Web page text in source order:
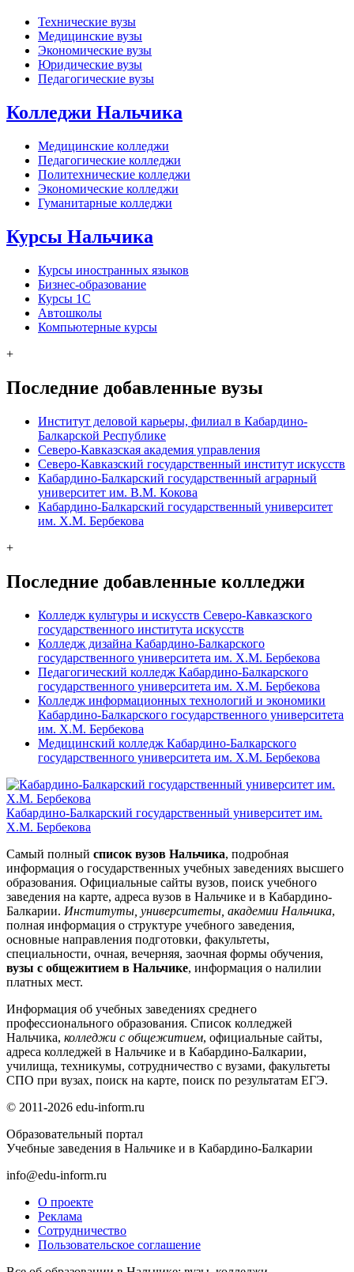
Технические вузы
Медицинские вузы
Экономические вузы
Юридические вузы
Педагогические вузы
Колледжи Нальчика
Медицинские колледжи
Педагогические колледжи
Политехнические колледжи
Экономические колледжи
Гуманитарные колледжи
Курсы Нальчика
Курсы иностранных языков
Бизнес-образование
Курсы 1С
Автошколы
Компьютерные курсы
+
Последние добавленные вузы
Институт деловой карьеры, филиал в Кабардино-
Балкарской Республике
Северо-Кавказская академия управления
Северо-Кавказский государственный институт искусств
Кабардино-Балкарский государственный аграрный
университет им. В.М. Кокова
Кабардино-Балкарский государственный университет
им. Х.М. Бербекова
+
Последние добавленные колледжи
Колледж культуры и искусств Северо-Кавказского
государственного института искусств
Колледж дизайна Кабардино-Балкарского
государственного университета им. Х.М. Бербекова
Педагогический колледж Кабардино-Балкарского
государственного университета им. Х.М. Бербекова
Колледж информационных технологий и экономики
Кабардино-Балкарского государственного университета
им. Х.М. Бербекова
Медицинский колледж Кабардино-Балкарского
государственного университета им. Х.М. Бербекова
Кабардино-Балкарский государственный университет им.
Х.М. Бербекова
Самый полный список вузов Нальчика, подробная
информация о государственных учебных заведениях высшего
образования. Официальные сайты вузов, поиск учебного
заведения на карте, адреса вузов в Нальчике и в Кабардино-
Балкарии. Институты, университеты, академии Нальчика,
полная информация о структуре учебного заведения,
основные направления подготовки, факультеты,
специальности, очная, вечерняя, заочная формы обучения,
вузы с общежитием в Нальчике, информация о налилии
платных мест.
Информация об учебных заведениях среднего
профессионального образования. Список колледжей
Нальчика, колледжи с общежитием, официальные сайты,
адреса колледжей в Нальчике и в Кабардино-Балкарии,
училища, техникумы, сотрудничество с вузами, факультеты
СПО при вузах, поиск на карте, поиск по результатам ЕГЭ.
© 2011-2026 edu-inform.ru
Образовательный портал
Учебные заведения в Нальчике и в Кабардино-Балкарии
info@edu-inform.ru
О проекте
Реклама
Сотрудничество
Пользовательское соглашение